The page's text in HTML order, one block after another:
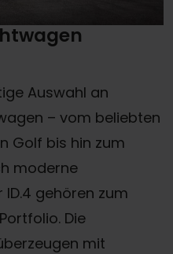
Auswahl an
– vom beliebten
Golf bis hin zum
moderne
gehören zum
Die
mit